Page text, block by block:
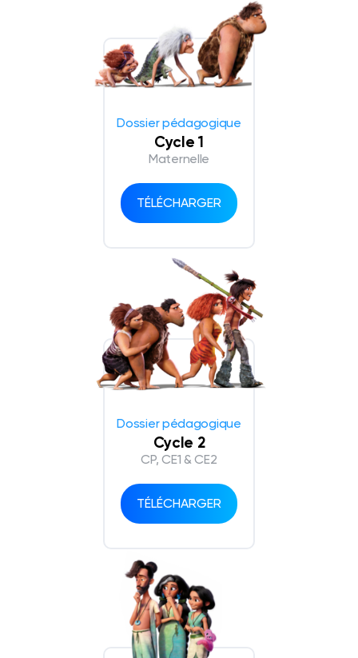
Dossier pédagogique
Cycle 1
Maternelle
TÉLÉCHARGER
Dossier pédagogique
Cycle 2
CP, CE1 & CE2
TÉLÉCHARGER